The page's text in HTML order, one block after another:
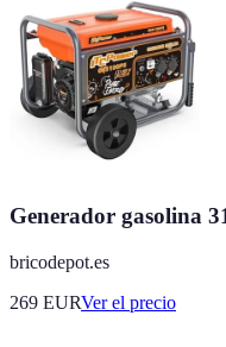
Generador gasolina
bricodepot.es
269 EURVer el precio